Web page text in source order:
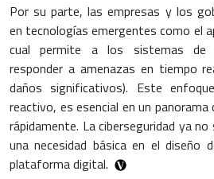
Por su parte, las empresas y los
en tecnologías emergentes como el
cual permite a los sistemas de
responder a amenazas en tiempo
daños significativos). Este
reactivo, es esencial en un panorama
rápidamente. La ciberseguridad ya
una necesidad básica en el diseño
plataforma digital.